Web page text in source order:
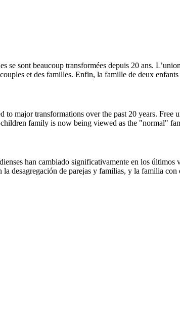
se sont beaucoup transformées depuis 20 ans.
et des familles. Enfin, la famille de deux
to major transformations over the past 20 years.
family is now being viewed as the "normal"
han cambiado significativamente en los
desagregación de parejas y familias, y la familia